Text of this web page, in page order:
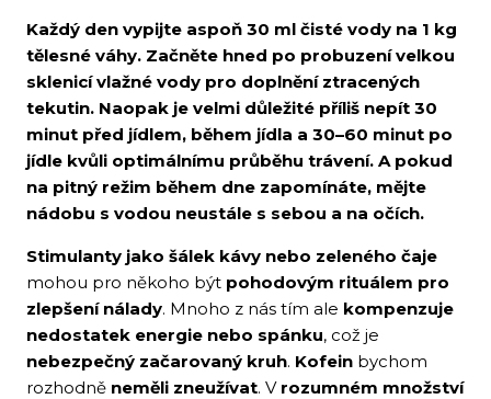
Každý den vypijte aspoň 30 ml čisté vody na 1 kg
tělesné váhy. Začněte hned po probuzení velkou
sklenicí vlažné vody pro doplnění ztracených
tekutin. Naopak je velmi důležité příliš nepít 30
minut před jídlem, během jídla a 30–60 minut po
jídle kvůli optimálnímu průběhu trávení. A pokud
na pitný režim během dne zapomínáte, mějte
nádobu s vodou neustále s sebou a na očích.
Stimulanty jako šálek kávy nebo zeleného čaje
mohou pro někoho být pohodovým rituálem pro
zlepšení nálady. Mnoho z nás tím ale kompenzuje
nedostatek energie nebo spánku, což je
nebezpečný začarovaný kruh. Kofein bychom
rozhodně neměli zneužívat. V rozumném množství